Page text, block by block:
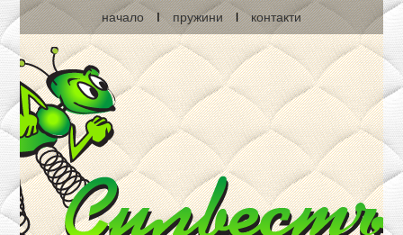
начало I пружини l контакти